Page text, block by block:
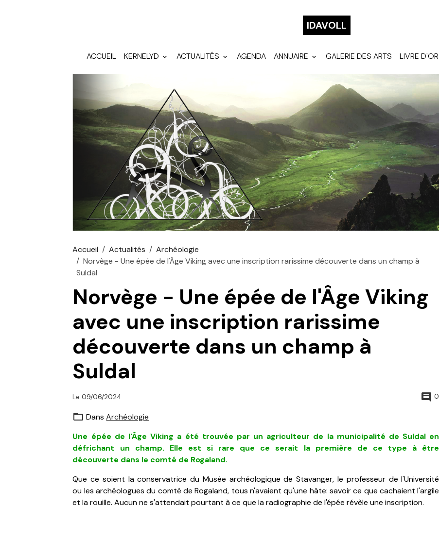
IDAVOLL
ACCUEIL KERNELYD ACTUALITÉS AGENDA ANNUAIRE GALERIE DES ARTS LIVRE D'OR
Accueil Actualités
Archéologie
Norvège - Une épée de l'Âge Viking avec une inscription rarissime découverte dans un champ à
Suldal
Norvège - Une épée de l'Âge Viking
avec une inscription rarissime
découverte dans un champ à
Suldal
Le 09/06/2024 0
DansArchéologie
Une épée de l'Âge Viking a été trouvée par un agriculteur de la municipalité de Suldal en
défrichant un champ. Elle est si rare que ce serait la première de ce type à être
découverte dans le comté de Rogaland.
Que ce soient la conservatrice du Musée archéologique de Stavanger, le professeur de l'Université
ou les archéologues du comté de Rogaland, tous n'avaient qu'une hâte: savoir ce que cachaient l'argile
et la rouille. Aucun ne s'attendait pourtant à ce que la radiographie de l'épée révèle une inscription.